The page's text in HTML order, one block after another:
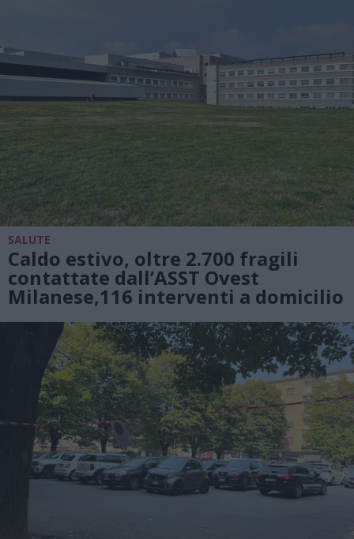
SALUTE
Caldo estivo, oltre 2.700 fragili
contattate dall’ASST Ovest
Milanese,116 interventi a domicilio